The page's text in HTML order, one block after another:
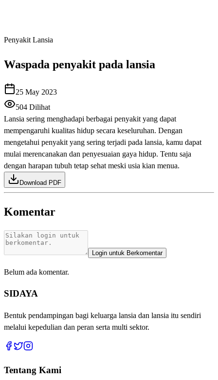
Penyakit Lansia
Waspada penyakit pada lansia
25 May 2023
504 Dilihat
Lansia sering menghadapi berbagai penyakit yang dapat
mempengaruhi kualitas hidup secara keseluruhan. Dengan
mengetahui penyakit yang sering terjadi pada lansia, kamu dapat
mulai merencanakan dan penyesuaian gaya hidup. Tentu saja
dengan harapan tubuh tetap sehat meski usia kian menua.
Download PDF
Komentar
Login untuk Berkomentar
Belum ada komentar.
SIDAYA
Bentuk pendampingan bagi keluarga lansia dan lansia itu sendiri
melalui kepedulian dan peran serta multi sektor.
Tentang Kami